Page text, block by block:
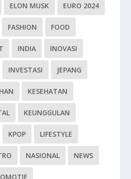
ELON MUSK EURO 2024
FASHION FOOD
INDIA INOVASI
INVESTASI JEPANG
KESEHATAN
KEUNGGULAN
KPOP LIFESTYLE
NASIONAL NEWS